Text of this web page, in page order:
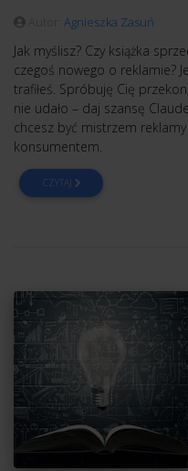
Agnieszka Zasuń
Jak myślisz? Czy książka
czegoś nowego o reklamie?
trafiłeś. Spróbuję Cię
nie udało – daj szansę
chcesz być mistrzem
konsumentem.
CZYTAJ